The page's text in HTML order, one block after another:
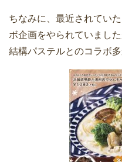
ちなみに、最近されてい
ボ企画をやられていまし
結構パステルとのコラボ